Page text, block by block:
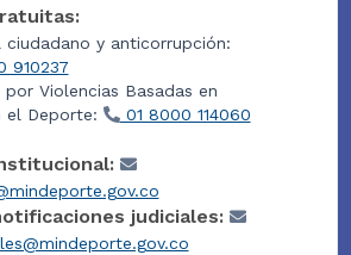
ciudadano y anticorrupción:
910237
por Violencias Basadas en
el Deporte:
01 8000 114060
judiciales: